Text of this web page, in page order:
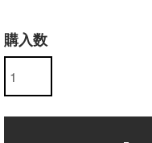
購入数